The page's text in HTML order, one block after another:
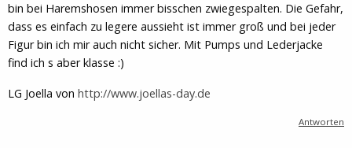
bin bei Haremshosen immer bisschen zwiegespalten. Die Gefahr,
dass es einfach zu legere aussieht ist immer groß und bei jeder
Figur bin ich mir auch nicht sicher. Mit Pumps und Lederjacke
find ich s aber klasse :)
LG Joella von http://www.joellas-day.de
Antworten